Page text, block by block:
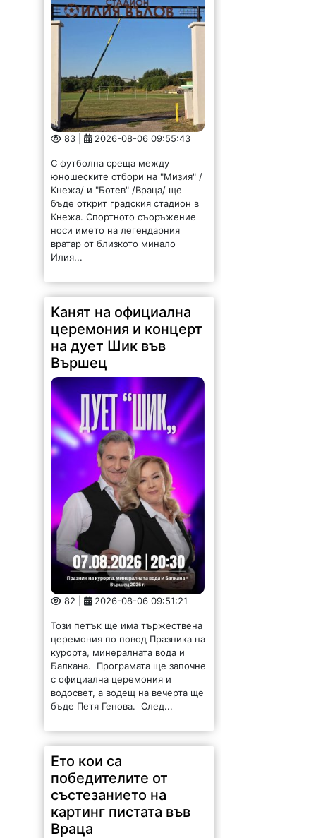
83 | 2026-08-06 09:55:43
С футболна среща между
юношеските отбори на "Мизия" /
Кнежа/ и "Ботев" /Враца/ ще
бъде открит градския стадион в
Кнежа. Спортното съоръжение
носи името на легендарния
вратар от близкото минало
Илия...
Канят на официална
церемония и концерт
на дует Шик във
Вършец
82 | 2026-08-06 09:51:21
Този петък ще има тържествена
церемония по повод Празника на
курорта, минералната вода и
Балкана. Програмата ще започне
с официална церемония и
водосвет, а водещ на вечерта ще
бъде Петя Генова. След...
Ето кои са
победителите от
състезанието на
картинг пистата във
Враца